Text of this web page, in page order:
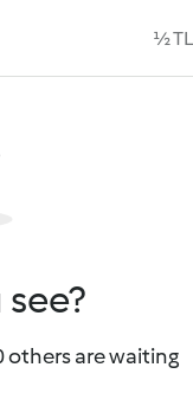
½ TL
others are waiting